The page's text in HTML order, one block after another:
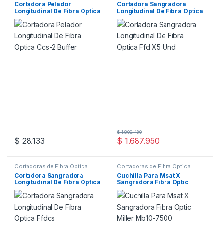
Cortadora Pelador
Longitudinal De Fibra Optica
Ccs-2 Buffer
$ 28.133
Cortadora Sangradora
Longitudinal De Fibra Optica
Ffd X5 Und
$ 1.687.950
$1.800.480
Cortadoras de Fibra Óptica
Cortadora Sangradora
Longitudinal De Fibra Optica
Ffdcs
Cortadoras de Fibra Óptica
Cuchilla Para Msat X
Sangradora Fibra Optic
Miller Mb10-7500